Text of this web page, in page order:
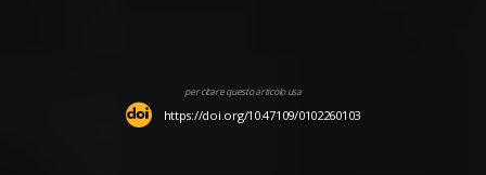
per citare questo articolo usa
https://doi.org/10.47109/0102260103